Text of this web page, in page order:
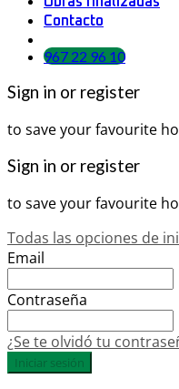
Contacto
967 22 96 10
Sign in or register
to save your favourite
Sign in or register
to save your favourite
Todas las opciones de
Email
Contraseña
¿Se te olvidó tu
Iniciar sesión